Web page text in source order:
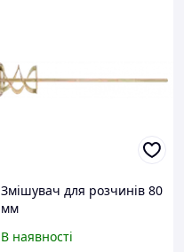
Змішувач для розчинів 80
мм
В наявності